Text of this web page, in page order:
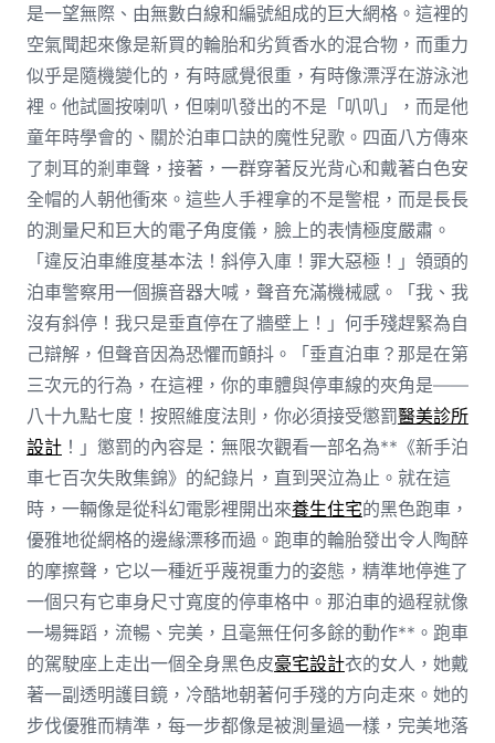
是一望無際、由無數白線和編號組成的巨大網格。這裡的
空氣聞起來像是新買的輪胎和劣質香水的混合物，而重力
似乎是隨機變化的，有時感覺很重，有時像漂浮在游泳池
裡。他試圖按喇叭，但喇叭發出的不是「叭叭」，而是他
童年時學會的、關於泊車口訣的魔性兒歌。四面八方傳來
了刺耳的剎車聲，接著，一群穿著反光背心和戴著白色安
全帽的人朝他衝來。這些人手裡拿的不是警棍，而是長長
的測量尺和巨大的電子角度儀，臉上的表情極度嚴肅。
「違反泊車維度基本法！斜停入庫！罪大惡極！」領頭的
泊車警察用一個擴音器大喊，聲音充滿機械感。「我、我
沒有斜停！我只是垂直停在了牆壁上！」何手殘趕緊為自
己辯解，但聲音因為恐懼而顫抖。「垂直泊車？那是在第
三次元的行為，在這裡，你的車體與停車線的夾角是——
八十九點七度！按照維度法則，你必須接受懲罰醫美診所
設計！」懲罰的內容是：無限次觀看一部名為**《新手泊
車七百次失敗集錦》的紀錄片，直到哭泣為止。就在這
時，一輛像是從科幻電影裡開出來養生住宅的黑色跑車，
優雅地從網格的邊緣漂移而過。跑車的輪胎發出令人陶醉
的摩擦聲，它以一種近乎蔑視重力的姿態，精準地停進了
一個只有它車身尺寸寬度的停車格中。那泊車的過程就像
一場舞蹈，流暢、完美，且毫無任何多餘的動作**。跑車
的駕駛座上走出一個全身黑色皮豪宅設計衣的女人，她戴
著一副透明護目鏡，冷酷地朝著何手殘的方向走來。她的
步伐優雅而精準，每一步都像是被測量過一樣，完美地落